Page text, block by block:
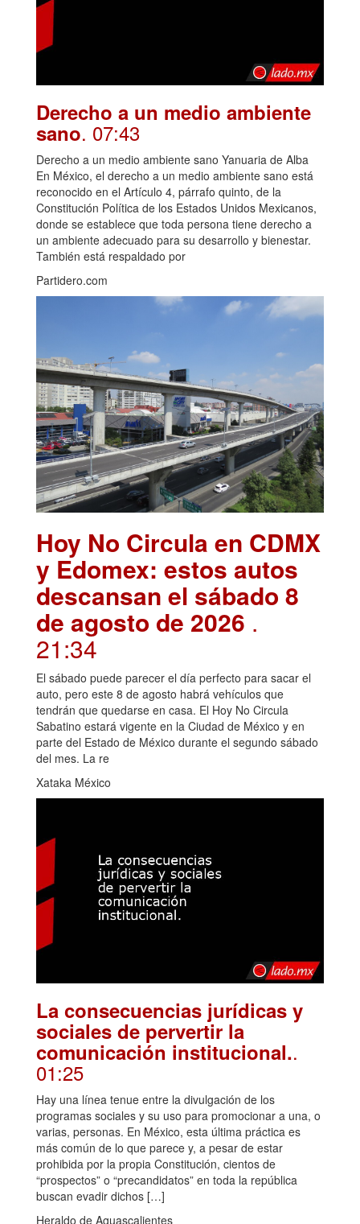
Derecho a un medio ambiente
sano. 07:43
Derecho a un medio ambiente sano Yanuaria de Alba
En México, el derecho a un medio ambiente sano está
reconocido en el Artículo 4, párrafo quinto, de la
Constitución Política de los Estados Unidos Mexicanos,
donde se establece que toda persona tiene derecho a
un ambiente adecuado para su desarrollo y bienestar.
También está respaldado por
Partidero.com
Hoy No Circula en CDMX
y Edomex: estos autos
descansan el sábado 8
de agosto de 2026 .
21:34
El sábado puede parecer el día perfecto para sacar el
auto, pero este 8 de agosto habrá vehículos que
tendrán que quedarse en casa. El Hoy No Circula
Sabatino estará vigente en la Ciudad de México y en
parte del Estado de México durante el segundo sábado
del mes. La re
Xataka México
La consecuencias jurídicas y
sociales de pervertir la
comunicación institucional..
01:25
Hay una línea tenue entre la divulgación de los
programas sociales y su uso para promocionar a una, o
varias, personas. En México, esta última práctica es
más común de lo que parece y, a pesar de estar
prohibida por la propia Constitución, cientos de
“prospectos” o “precandidatos” en toda la república
buscan evadir dichos […]
Heraldo de Aguascalientes